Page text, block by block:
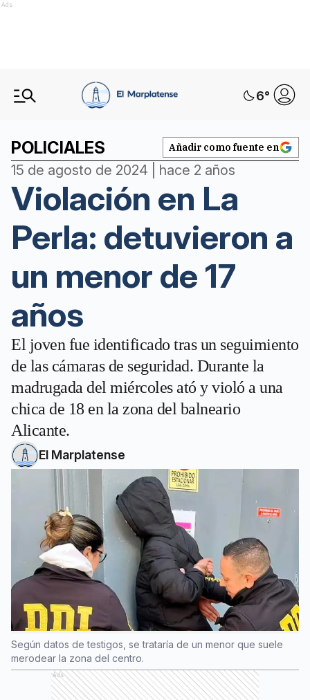
Ads
6°
POLICIALES Añadir como fuente en
15 de agosto de 2024 | hace 2 años
Violación en La
Perla: detuvieron a
un menor de 17
años
El joven fue identificado tras un seguimiento
de las cámaras de seguridad. Durante la
madrugada del miércoles ató y violó a una
chica de 18 en la zona del balneario
Alicante.
El Marplatense
Según datos de testigos, se trataría de un menor que suele
merodear la zona del centro.
Ads